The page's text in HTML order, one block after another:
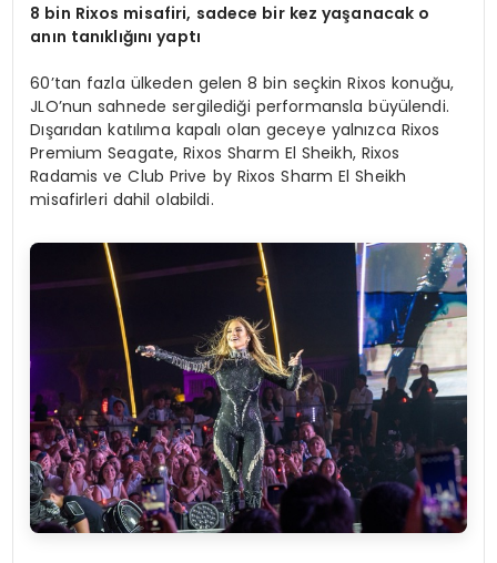
8 bin Rixos misafiri, sadece bir kez yaşanacak o
anın tanıklığını yaptı
60’tan fazla ülkeden gelen 8 bin seçkin Rixos konuğu,
JLO’nun sahnede sergilediği performansla büyülendi.
Dışarıdan katılıma kapalı olan geceye yalnızca Rixos
Premium Seagate, Rixos Sharm El Sheikh, Rixos
Radamis ve Club Prive by Rixos Sharm El Sheikh
misafirleri dahil olabildi.